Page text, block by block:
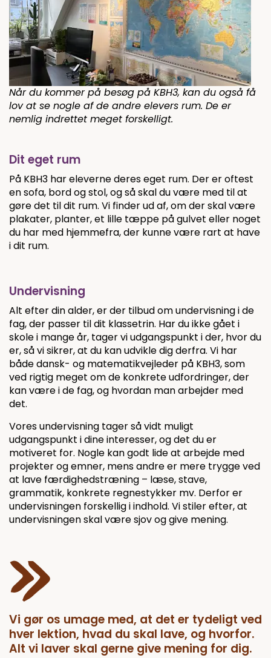
Når du kommer på besøg på KBH3, kan du også få
lov at se nogle af de andre elevers rum. De er
nemlig indrettet meget forskelligt.
Dit eget rum
På KBH3 har eleverne deres eget rum. Der er oftest
en sofa, bord og stol, og så skal du være med til at
gøre det til dit rum. Vi finder ud af, om der skal være
plakater, planter, et lille tæppe på gulvet eller noget
du har med hjemmefra, der kunne være rart at have
i dit rum.
Undervisning
Alt efter din alder, er der tilbud om undervisning i de
fag, der passer til dit klassetrin. Har du ikke gået i
skole i mange år, tager vi udgangspunkt i der, hvor du
er, så vi sikrer, at du kan udvikle dig derfra. Vi har
både dansk- og matematikvejleder på KBH3, som
ved rigtig meget om de konkrete udfordringer, der
kan være i de fag, og hvordan man arbejder med
det.
Vores undervisning tager så vidt muligt
udgangspunkt i dine interesser, og det du er
motiveret for. Nogle kan godt lide at arbejde med
projekter og emner, mens andre er mere trygge ved
at lave færdighedstræning – læse, stave,
grammatik, konkrete regnestykker mv. Derfor er
undervisningen forskellig i indhold. Vi stiler efter, at
undervisningen skal være sjov og give mening.
Vi gør os umage med, at det er tydeligt ved
hver lektion, hvad du skal lave, og hvorfor.
Alt vi laver skal gerne give mening for dig.